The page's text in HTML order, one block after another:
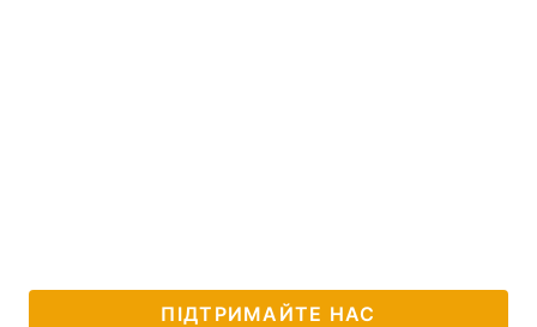
ПІДТРИМАЙТЕ НАС